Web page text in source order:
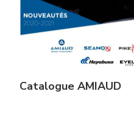
Catalogue AMIAUD